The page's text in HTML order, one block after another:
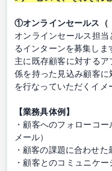
①オンラインセールス（
オンラインセールス担
るインターンを募集しま
主に既存顧客に対する
係を持った見込み顧客
を行なっていただくイメ
【業務具体例】
・顧客へのフォローコ
メール）
・顧客の課題に合わせ
・顧客とのコミュニケ